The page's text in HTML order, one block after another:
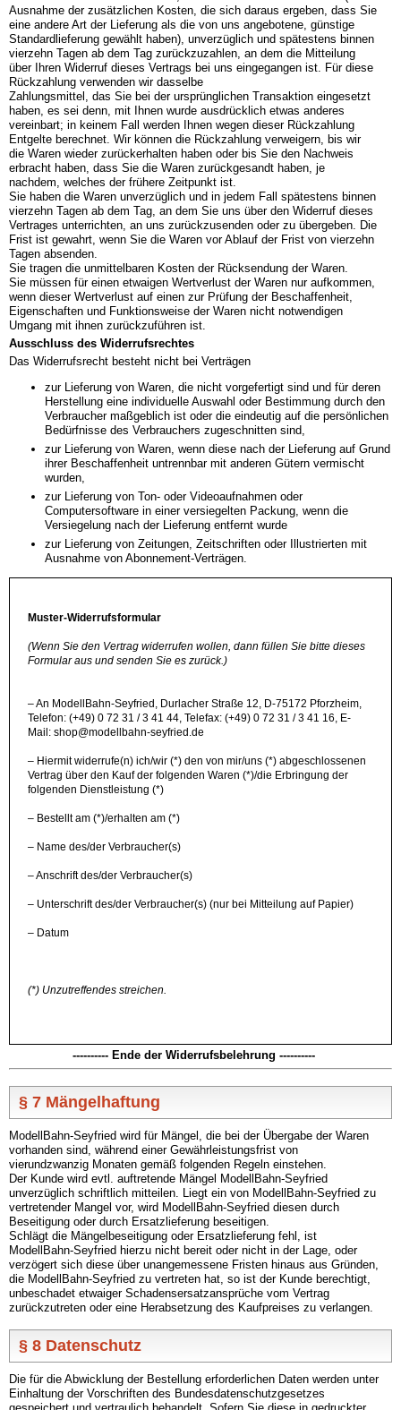
Ausnahme der zusätzlichen Kosten, die sich daraus ergeben, dass Sie
eine andere Art der Lieferung als die von uns angebotene, günstige
Standardlieferung gewählt haben), unverzüglich und spätestens binnen
vierzehn Tagen ab dem Tag zurückzuzahlen, an dem die Mitteilung
über Ihren Widerruf dieses Vertrags bei uns eingegangen ist. Für diese
Rückzahlung verwenden wir dasselbe
Zahlungsmittel, das Sie bei der ursprünglichen Transaktion eingesetzt
haben, es sei denn, mit Ihnen wurde ausdrücklich etwas anderes
vereinbart; in keinem Fall werden Ihnen wegen dieser Rückzahlung
Entgelte berechnet. Wir können die Rückzahlung verweigern, bis wir
die Waren wieder zurückerhalten haben oder bis Sie den Nachweis
erbracht haben, dass Sie die Waren zurückgesandt haben, je
nachdem, welches der frühere Zeitpunkt ist.
Sie haben die Waren unverzüglich und in jedem Fall spätestens binnen
vierzehn Tagen ab dem Tag, an dem Sie uns über den Widerruf dieses
Vertrages unterrichten, an uns zurückzusenden oder zu übergeben. Die
Frist ist gewahrt, wenn Sie die Waren vor Ablauf der Frist von vierzehn
Tagen absenden.
Sie tragen die unmittelbaren Kosten der Rücksendung der Waren.
Sie müssen für einen etwaigen Wertverlust der Waren nur aufkommen,
wenn dieser Wertverlust auf einen zur Prüfung der Beschaffenheit,
Eigenschaften und Funktionsweise der Waren nicht notwendigen
Umgang mit ihnen zurückzuführen ist.
Ausschluss des Widerrufsrechtes
Das Widerrufsrecht besteht nicht bei Verträgen
zur Lieferung von Waren, die nicht vorgefertigt sind und für deren
Herstellung eine individuelle Auswahl oder Bestimmung durch den
Verbraucher maßgeblich ist oder die eindeutig auf die persönlichen
Bedürfnisse des Verbrauchers zugeschnitten sind,
zur Lieferung von Waren, wenn diese nach der Lieferung auf Grund
ihrer Beschaffenheit untrennbar mit anderen Gütern vermischt
wurden,
zur Lieferung von Ton- oder Videoaufnahmen oder
Computersoftware in einer versiegelten Packung, wenn die
Versiegelung nach der Lieferung entfernt wurde
zur Lieferung von Zeitungen, Zeitschriften oder Illustrierten mit
Ausnahme von Abonnement-Verträgen.
Muster-Widerrufsformular
(Wenn Sie den Vertrag widerrufen wollen, dann füllen Sie bitte dieses
Formular aus und senden Sie es zurück.)
– An ModellBahn-Seyfried, Durlacher Straße 12, D-75172 Pforzheim,
Telefon: (+49) 0 72 31 / 3 41 44, Telefax: (+49) 0 72 31 / 3 41 16, E-
Mail: shop@modellbahn-seyfried.de
– Hiermit widerrufe(n) ich/wir (*) den von mir/uns (*) abgeschlossenen
Vertrag über den Kauf der folgenden Waren (*)/die Erbringung der
folgenden Dienstleistung (*)
– Bestellt am (*)/erhalten am (*)
– Name des/der Verbraucher(s)
– Anschrift des/der Verbraucher(s)
– Unterschrift des/der Verbraucher(s) (nur bei Mitteilung auf Papier)
– Datum
(*) Unzutreffendes streichen.
---------- Ende der Widerrufsbelehrung ----------
§ 7 Mängelhaftung
ModellBahn-Seyfried wird für Mängel, die bei der Übergabe der Waren
vorhanden sind, während einer Gewährleistungsfrist von
vierundzwanzig Monaten gemäß folgenden Regeln einstehen.
Der Kunde wird evtl. auftretende Mängel ModellBahn-Seyfried
unverzüglich schriftlich mitteilen. Liegt ein von ModellBahn-Seyfried zu
vertretender Mangel vor, wird ModellBahn-Seyfried diesen durch
Beseitigung oder durch Ersatzlieferung beseitigen.
Schlägt die Mängelbeseitigung oder Ersatzlieferung fehl, ist
ModellBahn-Seyfried hierzu nicht bereit oder nicht in der Lage, oder
verzögert sich diese über unangemessene Fristen hinaus aus Gründen,
die ModellBahn-Seyfried zu vertreten hat, so ist der Kunde berechtigt,
unbeschadet etwaiger Schadensersatzansprüche vom Vertrag
zurückzutreten oder eine Herabsetzung des Kaufpreises zu verlangen.
§ 8 Datenschutz
Die für die Abwicklung der Bestellung erforderlichen Daten werden unter
Einhaltung der Vorschriften des Bundesdatenschutzgesetzes